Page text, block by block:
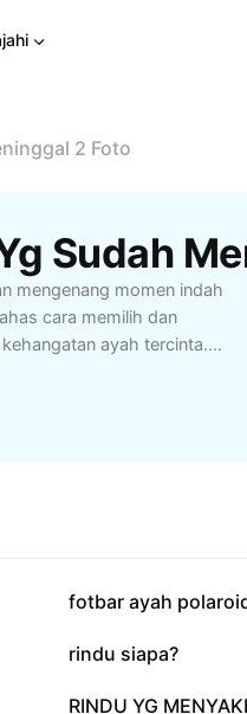
2 Foto
mengenang momen indah
cara memilih dan
ayah tercinta.
dengan penuh makna
79,3 rb
fotbar ayah
14,9 rb
rindu siapa?
1,7 rb